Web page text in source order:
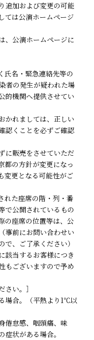
追加および変更の可能
ては公演ホームページ
、公演ホームページに
氏名・緊急連絡先等の
者の発生が疑われた場
的機関へ提供させてい
かれましては、正しい
認くことを必ずご確認
に販売をさせていただ
都の方針が変更になっ
変更となる可能性がご
れた座席の階・列・番
で公開されているもの
の座席の位置等は、公
事前にお問い合わせい
、ご了承ください）
該当するお客様につき
もございますので予め
さい。］
場合。（平熱より1℃以
倦怠感、咽頭痛、味
状がある場合。